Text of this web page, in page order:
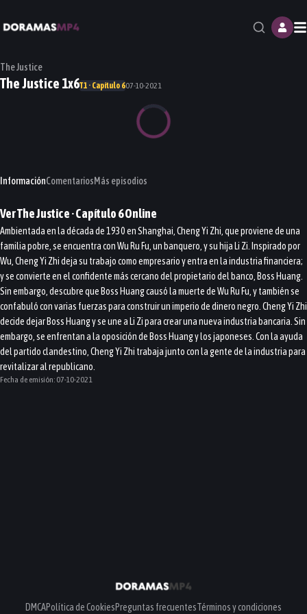
The Justice
The Justice 1x6T1 · Capítulo 607-10-2021
InformaciónComentariosMás episodios
VerThe Justice· Capítulo6Online
Ambientada en la década de 1930 en Shanghai, Cheng Yi Zhi, que proviene de una
familia pobre, se encuentra con Wu Ru Fu, un banquero, y su hija Li Zi. Inspirado por
Wu, Cheng Yi Zhi deja su trabajo como empresario y entra en la industria financiera;
y se convierte en el confidente más cercano del propietario del banco, Boss Huang.
Sin embargo, descubre que Boss Huang causó la muerte de Wu Ru Fu, y también se
confabuló con varias fuerzas para construir un imperio de dinero negro. Cheng Yi Zhi
decide dejar Boss Huang y se une a Li Zi para crear una nueva industria bancaria. Sin
embargo, se enfrentan a la oposición de Boss Huang y los japoneses. Con la ayuda
del partido clandestino, Cheng Yi Zhi trabaja junto con la gente de la industria para
revitalizar al republicano.
Fecha de emisión: 07-10-2021
DMCAPolítica de CookiesPreguntas frecuentesTérminos y condiciones